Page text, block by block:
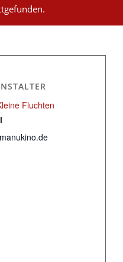
Fluchten